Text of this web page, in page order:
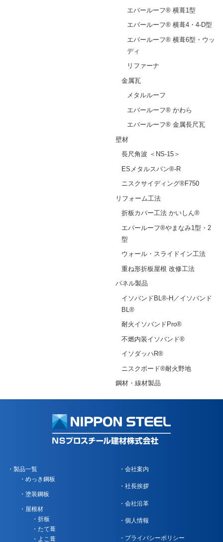
エバールーフ® 横葺1型
エバールーフ® 横葺4・4-D型
エバールーフ® 横葺6型・ウッ
ディ
リファーナ
金属瓦
メタルルーフ
エバールーフ® かわら
エバールーフ® 金属長尺瓦
壁材
長尺角波 ＜NS-15＞
ESメタルスパン®-R
ニスクサイディング®F750
リフォーム工法
折板カバー工法 かいしん®
エバールーフ®やまなみ1型・2
型
ウォール・スライドイン工法
重ね形折板屋根 改修工法
パネル製品
イソバンドBL®-H／イソバンド
BL®
耐火イソバンドPro®
不燃内装イソバンド®
イソダッハR®
ニスクボード®耐火野地
鋼材・線材製品
製品一覧
めっき鋼板
塗装鋼板
屋根材
折板
たて葺
よこ葺
会社案内
社長挨拶
会社沿革
個人情報
プライバシーポリシー